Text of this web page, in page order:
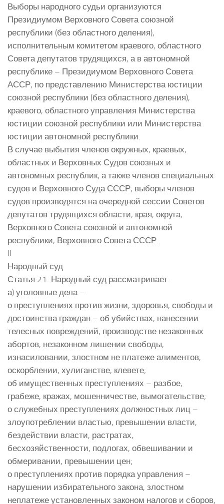
Выборы народного судьи организуются
Президиумом Верховного Совета союзной
республики (без областного деления),
исполнительным комитетом краевого, областного
Совета депутатов трудящихся, а в автономной
республике – Президиумом Верховного Совета
АССР, по представлению Министерства юстиции
союзной республики (без областного деления),
краевого, областного управления Министерства
юстиции союзной республики или Министерства
юстиции автономной республики.
В случае выбытия членов окружных, краевых,
областных и Верховных Судов союзных и
автономных республик, а также членов специальных
судов и Верховного Суда СССР, выборы членов
судов производятся на очередной сессии Советов
депутатов трудящихся области, края, округа,
Верховного Совета союзной и автономной
республики, Верховного Совета СССР .
II
Народный суд
Статья 21. Народный суд рассматривает:
а) уголовные дела –
о преступлениях против жизни, здоровья, свободы и
достоинства граждан – об убийствах, нанесении
телесных повреждений, производстве незаконных
абортов, незаконном лишении свободы,
изнасиловании, злостном не платеже алиментов,
оскорблении, хулиганстве, клевете;
об имущественных преступлениях – разбое,
грабеже, кражах, мошенничестве, вымогательстве;
о служебных преступлениях должностных лиц –
злоупотреблении властью, превышении власти,
бездействии власти, растратах,
бесхозяйственности, подлогах, обвешивании и
обмеривании, превышении цен;
о преступлениях против порядка управления –
нарушении избирательного закона, злостном
неплатеже установленных законом налогов и сборов,